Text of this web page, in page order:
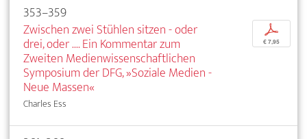
353–359
Zwischen zwei Stühlen sitzen - oder
drei, oder .... Ein Kommentar zum
Zweiten Medienwissenschaftlichen
Symposium der DFG, »Soziale Medien -
Neue Massen«
Charles Ess
p
€ 7,95